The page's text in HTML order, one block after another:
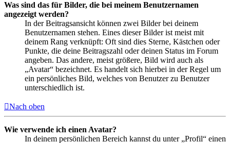
Was sind das für Bilder, die bei meinem Benutzernamen
angezeigt werden?
In der Beitragsansicht können zwei Bilder bei deinem
Benutzernamen stehen. Eines dieser Bilder ist meist mit
deinem Rang verknüpft: Oft sind dies Sterne, Kästchen oder
Punkte, die deine Beitragszahl oder deinen Status im Forum
angeben. Das andere, meist größere, Bild wird auch als
„Avatar“ bezeichnet. Es handelt sich hierbei in der Regel um
ein persönliches Bild, welches von Benutzer zu Benutzer
unterschiedlich ist.
Nach oben
Wie verwende ich einen Avatar?
In deinem persönlichen Bereich kannst du unter „Profil“ einen